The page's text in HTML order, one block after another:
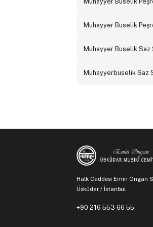
Muhayyer Buselik
Muhayyer Buselik Saz
Muhayyerbuselik Saz
Halk Caddesi Emin Ongan
Üsküdar / İstanbul
+90 216 553 66 55